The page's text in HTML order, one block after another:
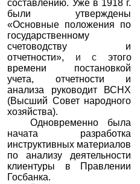
составлению. Уже в 1918 г.
были утверждены
«Основные положения по
государственному
счетоводству и
отчетности», и с этого
времени постановкой
учета, отчетности и
анализа руководит ВСНХ
(Высший Совет народного
хозяйства).
Одновременно была
начата разработка
инструктивных материалов
по анализу деятельности
клиентуры в Правлении
Госбанка.